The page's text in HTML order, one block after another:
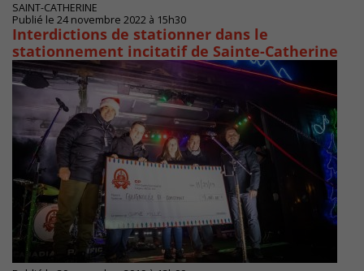
SAINT-CATHERINE
Publié le 24 novembre 2022 à 15h30
Interdictions de stationner dans le
stationnement incitatif de Sainte-Catherine